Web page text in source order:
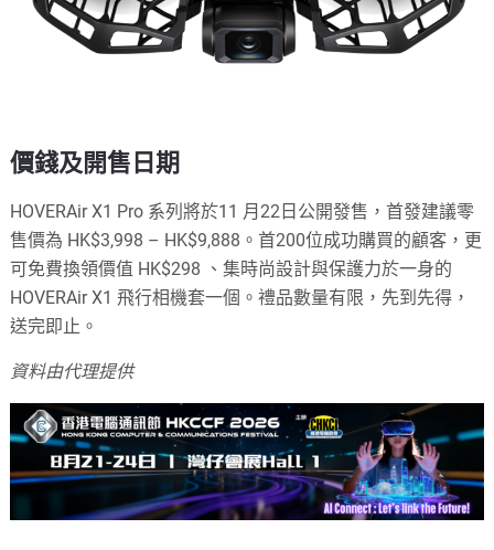
價錢及開售日期
HOVERAir X1 Pro 系列將於11 月22日公開發售，首發建議零
售價為 HK$3,998 – HK$9,888。首200位成功購買的顧客，更
可免費換領價值 HK$298 、集時尚設計與保護力於一身的
HOVERAir X1 飛行相機套一個。禮品數量有限，先到先得，
送完即止。
資料由代理提供